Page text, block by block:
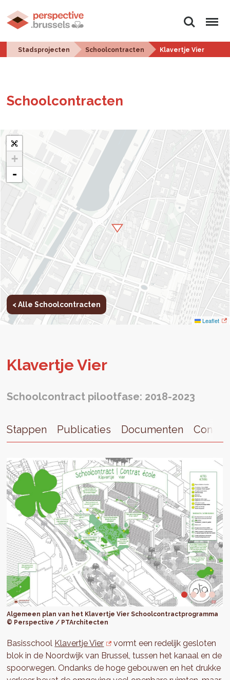
Zoeken Menu
Stadsprojecten Schoolcontracten Klavertje Vier
School­con­trac­ten
+
-
Leaflet
< Alle Schoolcontracten
Kla­ver­tje Vier
Schoolcontract pilootfase: 2018-2023
Stappen Publicaties Documenten
Algemeen plan van het Klavertje Vier Schoolcontractprogramma
© Perspective / PTArchitecten
Basisschool Klavertje Vier
vormt een redelijk gesloten
blok in de Noordwijk van Brussel, tussen het kanaal en de
spoorwegen. Ondanks de hoge gebouwen en het drukke